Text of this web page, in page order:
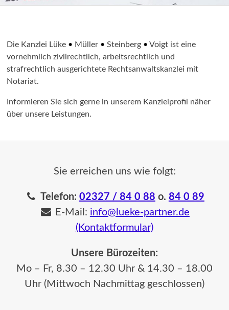
Die Kanzlei Lüke • Müller • Steinberg • Voigt ist eine
vornehmlich zivilrechtlich, arbeitsrechtlich und
strafrechtlich ausgerichtete Rechtsanwaltskanzlei mit
Notariat.
Informieren Sie sich gerne in unserem Kanzleiprofil näher
über unsere Leistungen.
Sie erreichen uns wie folgt:
Telefon: 02327 / 84 0 88 o. 84 0 89
E-Mail: info@lueke-partner.de
(Kontaktformular)
Unsere Bürozeiten:
Mo – Fr, 8.30 – 12.30 Uhr & 14.30 – 18.00
Uhr (Mittwoch Nachmittag geschlossen)